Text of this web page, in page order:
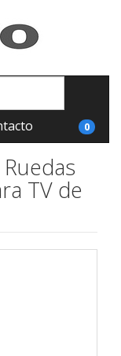
0
TV de